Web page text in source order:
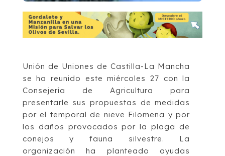
Unión de Uniones de Castilla-La Mancha
se ha reunido este miércoles 27 con la
Consejería de Agricultura para
presentarle sus propuestas de medidas
por el temporal de nieve Filomena y por
los daños provocados por la plaga de
conejos y fauna silvestre. La
organización ha planteado ayudas